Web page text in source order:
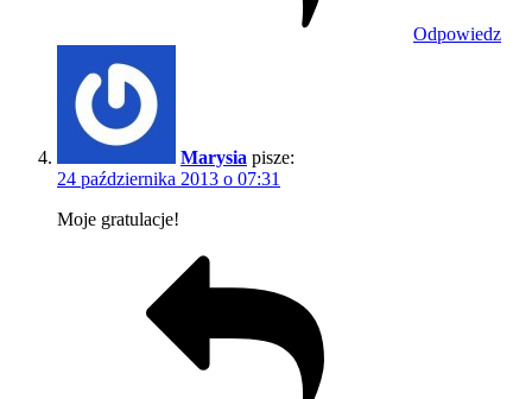
Odpowiedz
Marysia pisze:
24 października 2013 o 07:31
Moje gratulacje!